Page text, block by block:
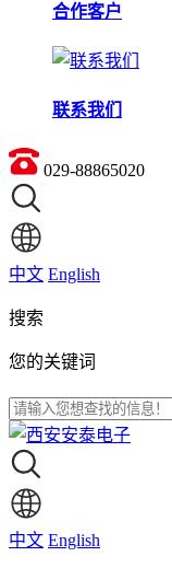
合作客户
联系我们
029-88865020
中文 English
搜索
您的关键词
中文 English